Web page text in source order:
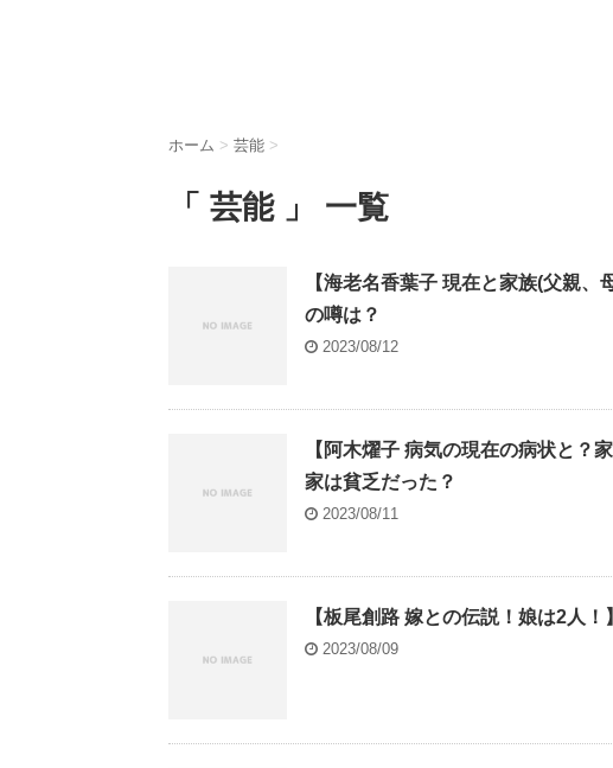
ホーム > 芸能 >
「 芸能 」 一覧
【海老名香葉子 現在と家族(父親
の噂は？
2023/08/12
【阿木燿子 病気の現在の病状と？
家は貧乏だった？
2023/08/11
【板尾創路 嫁との伝説！娘は2人
2023/08/09